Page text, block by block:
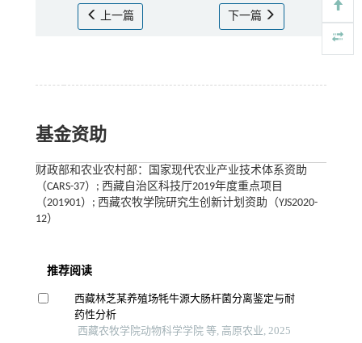
上一篇 下一篇
基金资助
财政部和农业农村部：国家现代农业产业技术体系资助
（CARS-37）; 西藏自治区科技厅2019年度重点项目
（201901）; 西藏农牧学院研究生创新计划资助（YJS2020-
12）